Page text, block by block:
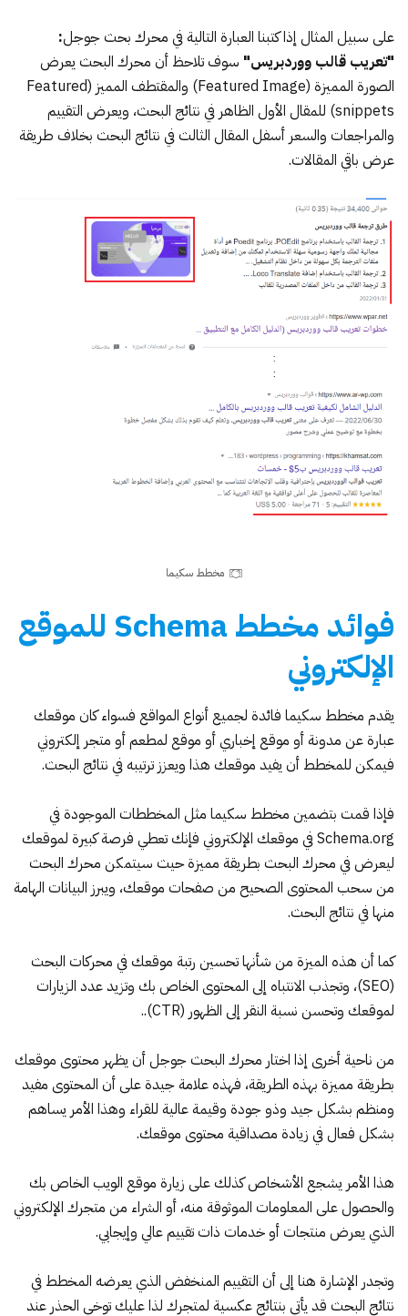
على سبيل المثال إذا كتبنا العبارة التالية في محرك بحث جوجل:
"تعريب قالب ووردبريس" سوف تلاحظ أن محرك البحث يعرض
الصورة المميزة (Featured Image) والمقتطف المميز (Featured
snippets) للمقال الأول الظاهر في نتائج البحث، ويعرض التقييم
والمراجعات والسعر أسفل المقال الثالث في نتائج البحث بخلاف طريقة
عرض باقي المقالات.
مخطط سكيما
فوائد مخطط Schema للموقع
الإلكتروني
يقدم مخطط سكيما فائدة لجميع أنواع المواقع فسواء كان موقعك
عبارة عن مدونة أو موقع إخباري أو موقع لمطعم أو متجر إلكتروني
فيمكن للمخطط أن يفيد موقعك هذا ويعزز ترتيبه في نتائج البحث.
فإذا قمت بتضمين مخطط سكيما مثل المخططات الموجودة في
Schema.org في موقعك الإلكتروني فإنك تعطي فرصة كبيرة لموقعك
ليعرض في محرك البحث بطريقة مميزة حيث سيتمكن محرك البحث
من سحب المحتوى الصحيح من صفحات موقعك، ويبرز البيانات الهامة
منها في نتائج البحث.
كما أن هذه الميزة من شأنها تحسين رتبة موقعك في محركات البحث
(SEO)، وتجذب الانتباه إلى المحتوى الخاص بك وتزيد عدد الزيارات
لموقعك وتحسن نسبة النقر إلى الظهور (CTR)..
من ناحية أخرى إذا اختار محرك البحث جوجل أن يظهر محتوى موقعك
بطريقة مميزة بهذه الطريقة، فهذه علامة جيدة على أن المحتوى مفيد
ومنظم بشكل جيد وذو جودة وقيمة عالية للقراء وهذا الأمر يساهم
بشكل فعال في زيادة مصداقية محتوى موقعك.
هذا الأمر يشجع الأشخاص كذلك على زيارة موقع الويب الخاص بك
والحصول على المعلومات الموثوقة منه، أو الشراء من متجرك الإلكتروني
الذي يعرض منتجات أو خدمات ذات تقييم عالي وإيجابي.
وتجدر الإشارة هنا إلى أن التقييم المنخفض الذي يعرضه المخطط في
نتائج البحث قد يأتي بنتائج عكسية لمتجرك لذا عليك توخي الحذر عند